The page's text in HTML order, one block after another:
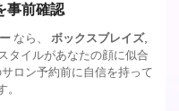
事前確認
なら、 ボックスブレイズ,
タイルがあなたの顔に似合
ロン予約前に自信を持って